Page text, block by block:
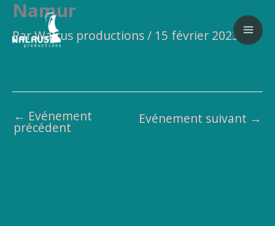
Aller
contenu
Namur
ParWalrus productions/ 15 février 2023
← Evénement
précédent
Evénement suivant →